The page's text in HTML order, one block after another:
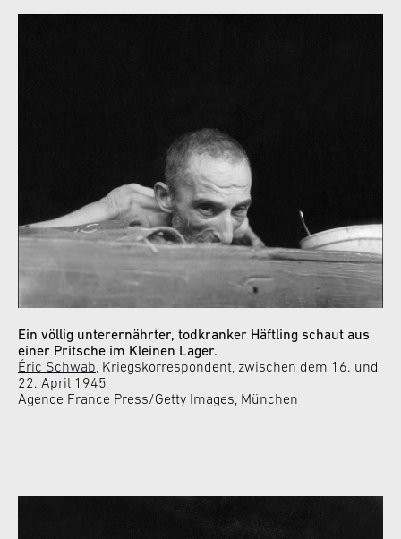
Ein völlig unterernährter, todkranker Häftling schaut aus
einer Pritsche im Kleinen Lager.
Éric Schwab , Kriegskorrespondent, zwischen dem 16. und
22. April 1945
Agence France Press/Getty Images, München